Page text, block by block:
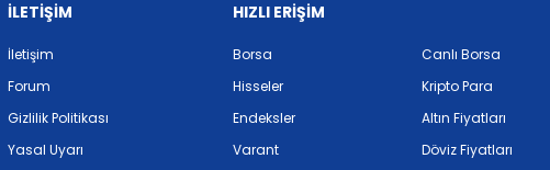
İLETİŞİM
İletişim
Forum
Gizlilik Politikası
Yasal Uyarı
HIZLI ERİŞİM
Borsa
Hisseler
Endeksler
Varant
Canlı Borsa
Kripto Para
Altın Fiyatları
Döviz Fiyatları